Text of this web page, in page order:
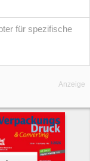
für spezifische
Anzeige